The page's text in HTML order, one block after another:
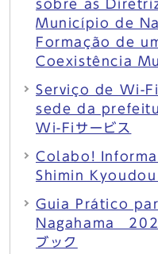
sobre as
Município de
Formação de
Coexistência
Serviço de Wi-
sede da
Wi-Fiサービス
Colabo!
Shimin Kyoudou
Guia Prático
Nagahama
ブック